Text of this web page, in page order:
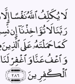
لَا يُكَلِّفُ ٱللَّهُ نَفْسًا
رَبَّنَا لَا تُؤَاخِذْنَآ إِن
كَمَا حَمَلْتَهُۥ عَلَى
وَٱعْفُ عَنَّا وَٱغْفِرْ لَنَا
ٱلْكَٰفِرِينَ ﴿٢٨٦﴾